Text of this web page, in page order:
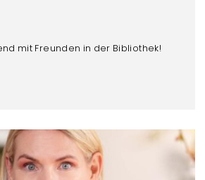
mit Freunden in der Bibliothek!